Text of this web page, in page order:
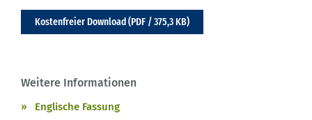
Kostenfreier Download (PDF / 375,3 KB)
Weitere Informationen
Englische Fassung